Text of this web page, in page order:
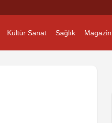
Kültür Sanat Sağlık Magazin